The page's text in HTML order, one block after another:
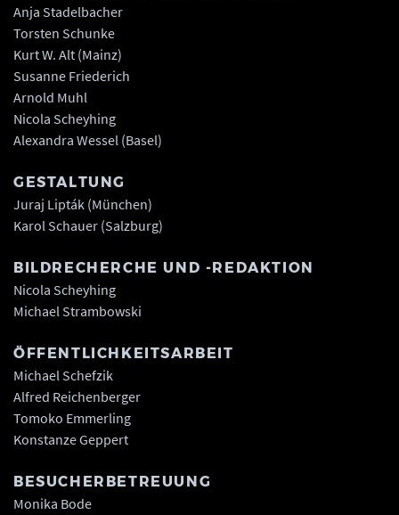
Anja Stadelbacher
Torsten Schunke
Kurt W. Alt (Mainz)
Susanne Friederich
Arnold Muhl
Nicola Scheyhing
Alexandra Wessel (Basel)
GESTALTUNG
Juraj Lipták (München)
Karol Schauer (Salzburg)
BILDRECHERCHE UND -REDAKTION
Nicola Scheyhing
Michael Strambowski
ÖFFENTLICHKEITSARBEIT
Michael Schefzik
Alfred Reichenberger
Tomoko Emmerling
Konstanze Geppert
BESUCHERBETREUUNG
Monika Bode